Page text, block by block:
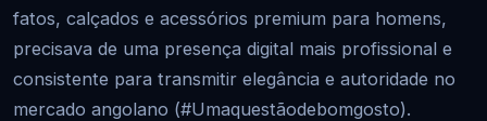
fatos, calçados e acessórios premium para homens,
precisava de uma presença digital mais profissional e
consistente para transmitir elegância e autoridade no
mercado angolano (#Umaquestãodebomgosto).